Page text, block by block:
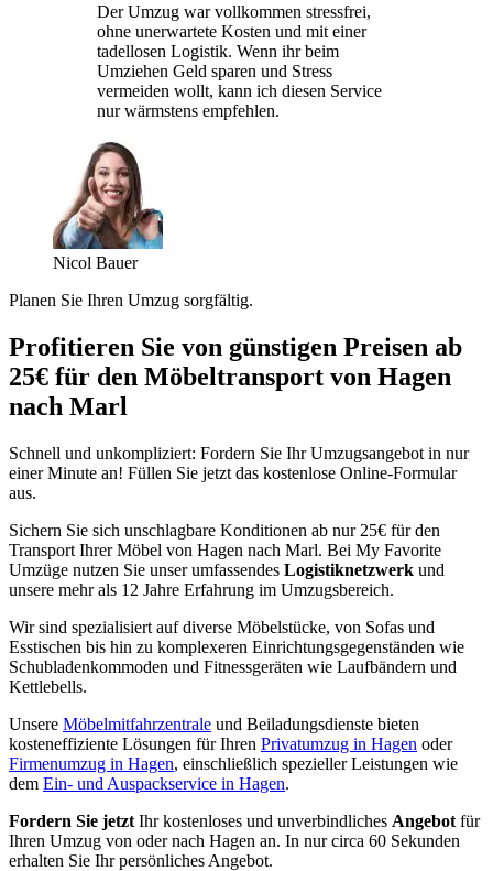
Der Umzug war vollkommen stressfrei,
ohne unerwartete Kosten und mit einer
tadellosen Logistik. Wenn ihr beim
Umziehen Geld sparen und Stress
vermeiden wollt, kann ich diesen Service
nur wärmstens empfehlen.
Nicol Bauer
Planen Sie Ihren Umzug sorgfältig.
Profitieren Sie von günstigen Preisen ab
25€ für den Möbeltransport von Hagen
nach Marl
Schnell und unkompliziert: Fordern Sie Ihr Umzugsangebot in nur
einer Minute an! Füllen Sie jetzt das kostenlose Online-Formular
aus.
Sichern Sie sich unschlagbare Konditionen ab nur 25€ für den
Transport Ihrer Möbel von Hagen nach Marl. Bei My Favorite
Umzüge nutzen Sie unser umfassendes Logistiknetzwerk und
unsere mehr als 12 Jahre Erfahrung im Umzugsbereich.
Wir sind spezialisiert auf diverse Möbelstücke, von Sofas und
Esstischen bis hin zu komplexeren Einrichtungsgegenständen wie
Schubladenkommoden und Fitnessgeräten wie Laufbändern und
Kettlebells.
Unsere Möbelmitfahrzentrale und Beiladungsdienste bieten
kosteneffiziente Lösungen für Ihren Privatumzug in Hagen oder
Firmenumzug in Hagen, einschließlich spezieller Leistungen wie
dem Ein- und Auspackservice in Hagen.
Fordern Sie jetzt Ihr kostenloses und unverbindliches Angebot für
Ihren Umzug von oder nach Hagen an. In nur circa 60 Sekunden
erhalten Sie Ihr persönliches Angebot.